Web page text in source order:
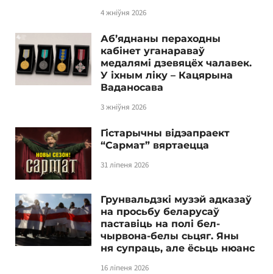
4 жніўня 2026
Аб’яднаны пераходны
кабінет уганараваў
медалямі дзевяцёх чалавек.
У іхным ліку – Кацярына
Ваданосава
3 жніўня 2026
Гістарычны відэапраект
“Сармат” вяртаецца
31 ліпеня 2026
Грунвальдзкі музэй адказаў
на просьбу беларусаў
паставіць на полі бел-
чырвона-белы сьцяг. Яны
ня супраць, але ёсьць нюанс
16 ліпеня 2026